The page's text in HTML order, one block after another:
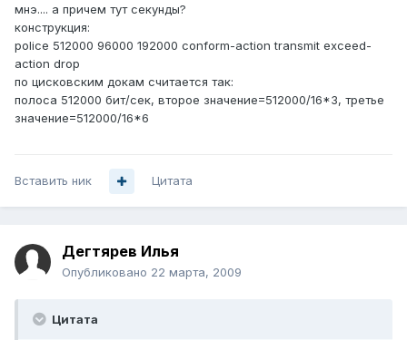
мнэ.... а причем тут секунды?
конструкция:
police 512000 96000 192000 conform-action transmit exceed-
action drop
по цисковским докам считается так:
полоса 512000 бит/сек, второе значение=512000/16*3, третье
значение=512000/16*6
Вставить ник Цитата
Дегтярев Илья
Опубликовано 22 марта, 2009
Цитата